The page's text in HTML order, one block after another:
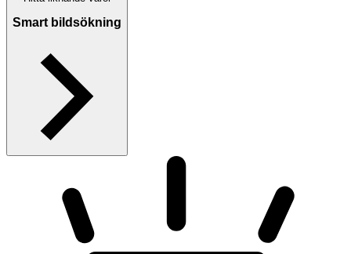
Smart bildsökning